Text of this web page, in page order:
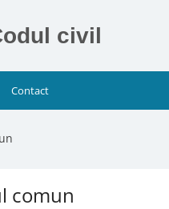
civil
Contact
comun